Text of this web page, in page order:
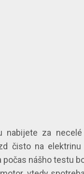
nabijete za necelé
čisto na elektrinu
nášho testu